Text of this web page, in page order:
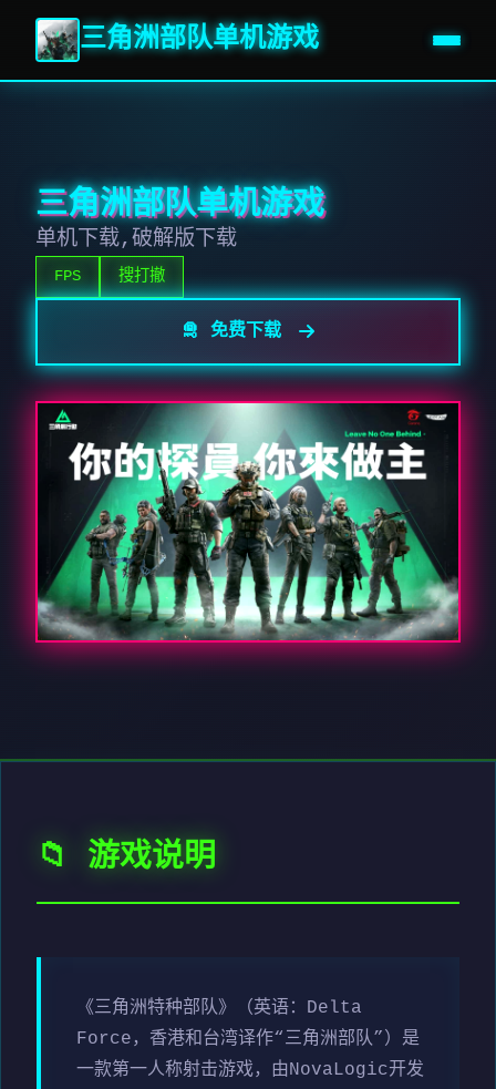
三角洲部队单机游戏
三角洲部队单机游戏
单机下载,破解版下载
FPS 搜打撤
🛅 免费下载
📁 游戏说明
《三角洲特种部队》（英语：Delta
Force，香港和台湾译作“三角洲部队”）是
一款第一人称射击游戏，由NovaLogic开发